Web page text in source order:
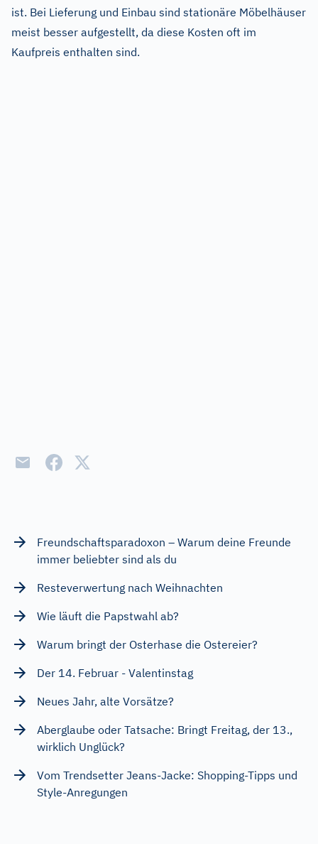
ist. Bei Lieferung und Einbau sind stationäre Möbelhäuser
meist besser aufgestellt, da diese Kosten oft im
Kaufpreis enthalten sind.
Freundschaftsparadoxon – Warum deine Freunde
immer beliebter sind als du
Resteverwertung nach Weihnachten
Wie läuft die Papstwahl ab?
Warum bringt der Osterhase die Ostereier?
Der 14. Februar - Valentinstag
Neues Jahr, alte Vorsätze?
Aberglaube oder Tatsache: Bringt Freitag, der 13.,
wirklich Unglück?
Vom Trendsetter Jeans-Jacke: Shopping-Tipps und
Style-Anregungen